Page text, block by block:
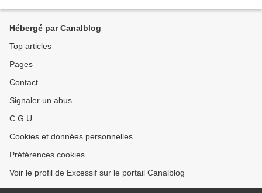
Hébergé par Canalblog
Top articles
Pages
Contact
Signaler un abus
C.G.U.
Cookies et données personnelles
Préférences cookies
Voir le profil de Excessif sur le portail Canalblog